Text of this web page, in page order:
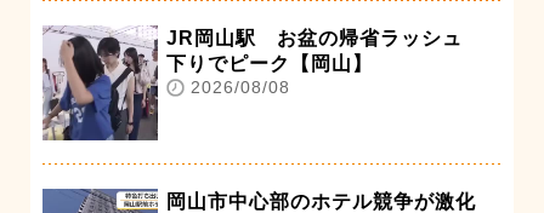
JR岡山駅 お盆の帰省ラッシュ
下りでピーク【岡山】
2026/08/08
岡山市中心部のホテル競争が激化